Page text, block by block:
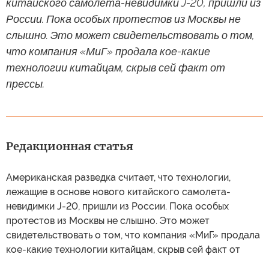
китайского самолета-невидимки J-20, пришли из
России. Пока особых протестов из Москвы не
слышно. Это может свидетельствовать о том,
что компания «МиГ» продала кое-какие
технологии китайцам, скрыв сей факт от
прессы.
Редакционная статья
Американская разведка считает, что технологии,
лежащие в основе нового китайского самолета-
невидимки J-20, пришли из России. Пока особых
протестов из Москвы не слышно. Это может
свидетельствовать о том, что компания «МиГ» продала
кое-какие технологии китайцам, скрыв сей факт от